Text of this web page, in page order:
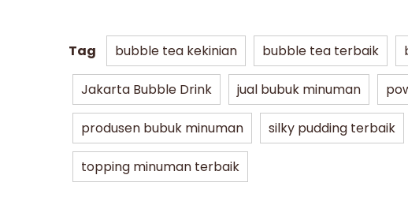
Tag bubble tea kekinian bubble tea terbaik
Jakarta Bubble Drink jual bubuk minuman
produsen bubuk minuman silky pudding terbaik
topping minuman terbaik